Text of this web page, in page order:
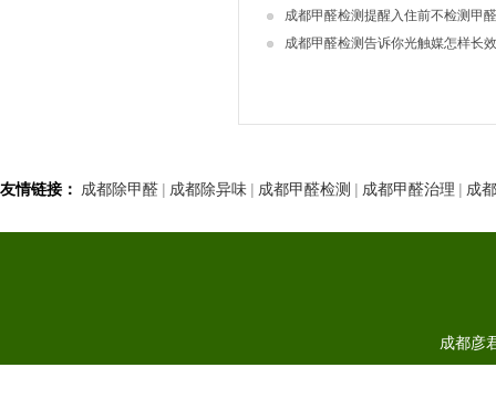
成都甲醛检测提醒入住前不检测甲
成都甲醛检测告诉你光触媒怎样长
友情链接： 成都除甲醛 | 成都除异味 | 成都甲醛检测 | 成都甲醛治理 | 成
成都彦